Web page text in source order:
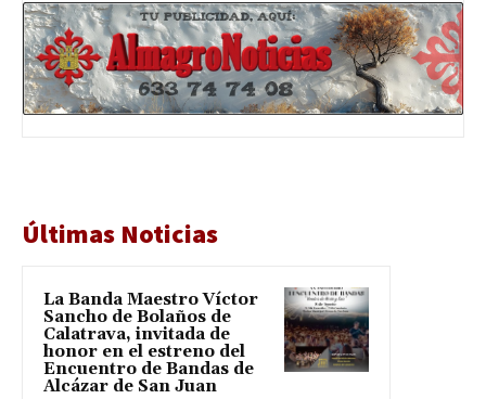
Últimas Noticias
La Banda Maestro Víctor
Sancho de Bolaños de
Calatrava, invitada de
honor en el estreno del
Encuentro de Bandas de
Alcázar de San Juan